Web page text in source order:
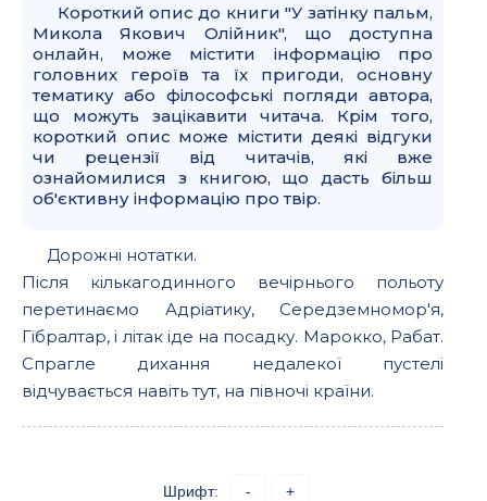
Короткий опис до книги "У затiнку пальм,
Микола Якович Олійник", що доступна
онлайн, може містити інформацію про
головних героїв та їх пригоди, основну
тематику або філософські погляди автора,
що можуть зацікавити читача. Крім того,
короткий опис може містити деякі відгуки
чи рецензії від читачів, які вже
ознайомилися з книгою, що дасть більш
об'єктивну інформацію про твір.
Дорожнi нотатки.
Пiсля кiлькагодинного вечiрнього польоту
перетинаємо Адрiатику, Середземномор'я,
Гiбралтар, i лiтак iде на посадку. Марокко, Рабат.
Спрагле дихання недалекої пустелi
вiдчувається навiть тут, на пiвночi країни.
Шрифт: - +